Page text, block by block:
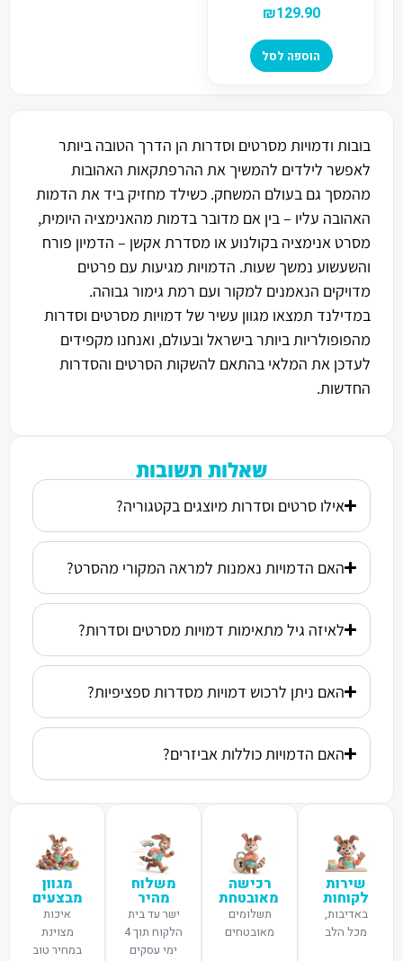
₪129.90
הוספה לסל
בובות ודמויות מסרטים וסדרות הן הדרך הטובה ביותר
לאפשר לילדים להמשיך את ההרפתקאות האהובות
מהמסך גם בעולם המשחק. כשילד מחזיק ביד את הדמות
האהובה עליו – בין אם מדובר בדמות מהאנימציה היומית,
מסרט אנימציה בקולנוע או מסדרת אקשן – הדמיון פורח
והשעשוע נמשך שעות. הדמויות מגיעות עם פרטים
מדויקים הנאמנים למקור ועם רמת גימור גבוהה.
במדילנד תמצאו מגוון עשיר של דמויות מסרטים וסדרות
מהפופולריות ביותר בישראל ובעולם, ואנחנו מקפידים
לעדכן את המלאי בהתאם להשקות הסרטים והסדרות
החדשות.
שאלות תשובות
אילו סרטים וסדרות מיוצגים בקטגוריה?
האם הדמויות נאמנות למראה המקורי מהסרט?
לאיזה גיל מתאימות דמויות מסרטים וסדרות?
האם ניתן לרכוש דמויות מסדרות ספציפיות?
האם הדמויות כוללות אביזרים?
שירות
לקוחות
באדיבות,
מכל הלב
רכישה
מאובטחת
תשלומים
מאובטחים
משלוח
מהיר
ישר עד בית
הלקוח תוך 4
ימי עסקים
מגוון
מבצעים
איכות
מצוינת
במחיר טוב